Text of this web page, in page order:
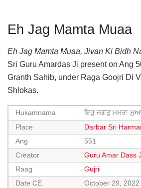
Eh Jag Mamta Muaa
Eh Jag Mamta Muaa, Jivan Ki Bidh
Sri Guru Amardas Ji present on Ang
Granth Sahib, under Raga Goojri Di
Shlokas.
Hukamnama
ਇਹੁ ਜਗਤੁ ਮਮਤਾ ਮੁਆ
Place
Darbar Sri
Ang
551
Creator
Guru Amar Dass
Raag
Gujri
Date CE
October 29, 2022